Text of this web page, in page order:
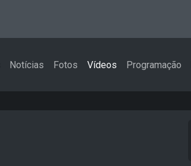
Notícias Fotos Vídeos Programação